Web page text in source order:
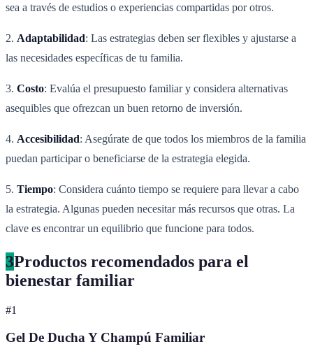
sea a través de estudios o experiencias compartidas por otros.
2. Adaptabilidad: Las estrategias deben ser flexibles y ajustarse a
las necesidades específicas de tu familia.
3. Costo: Evalúa el presupuesto familiar y considera alternativas
asequibles que ofrezcan un buen retorno de inversión.
4. Accesibilidad: Asegúrate de que todos los miembros de la familia
puedan participar o beneficiarse de la estrategia elegida.
5. Tiempo: Considera cuánto tiempo se requiere para llevar a cabo
la estrategia. Algunas pueden necesitar más recursos que otras. La
clave es encontrar un equilibrio que funcione para todos.
3Productos recomendados para el
bienestar familiar
#1
Gel De Ducha Y Champú Familiar